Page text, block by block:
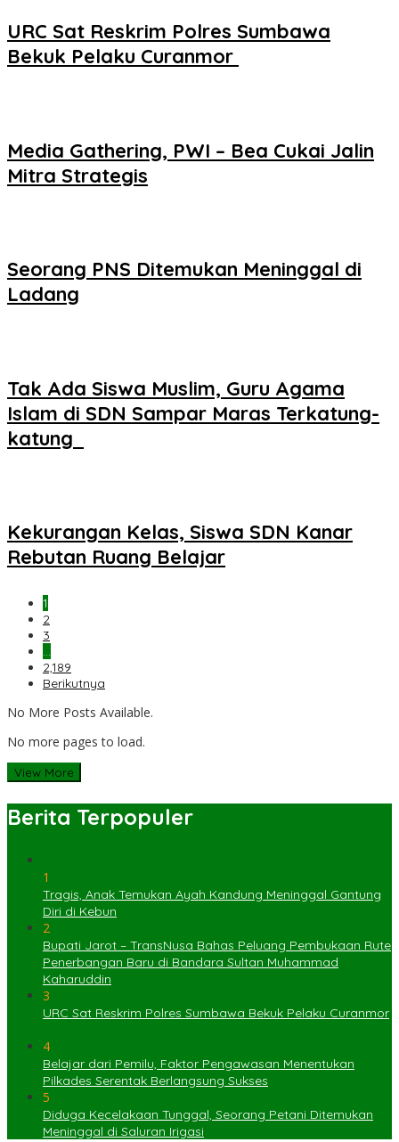
URC Sat Reskrim Polres Sumbawa
Bekuk Pelaku Curanmor ‎
Media Gathering, PWI – Bea Cukai Jalin
Mitra Strategis
Seorang PNS Ditemukan Meninggal di
Ladang
Tak Ada Siswa Muslim, Guru Agama
Islam di SDN Sampar Maras Terkatung-
katung ‎
Kekurangan Kelas, Siswa SDN Kanar
Rebutan Ruang Belajar
1
2
3
…
2,189
Berikutnya
No More Posts Available.
No more pages to load.
View More
Berita Terpopuler
1
Tragis, Anak Temukan Ayah Kandung Meninggal Gantung
Diri di Kebun
2
Bupati Jarot – TransNusa Bahas Peluang Pembukaan Rute
Penerbangan Baru di Bandara Sultan Muhammad
Kaharuddin
3
URC Sat Reskrim Polres Sumbawa Bekuk Pelaku Curanmor
4
Belajar dari Pemilu, Faktor Pengawasan Menentukan
Pilkades Serentak Berlangsung Sukses
5
Diduga Kecelakaan Tunggal, Seorang Petani Ditemukan
Meninggal di Saluran Irigasi